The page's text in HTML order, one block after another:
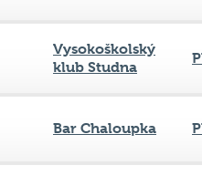
Vysokoškolský
klub Studna
Bar Chaloupka